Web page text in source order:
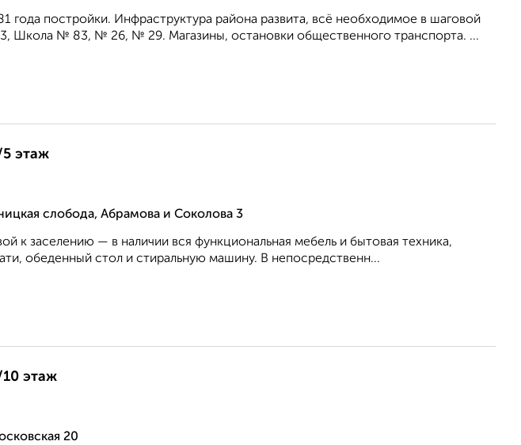
года постройки. Инфраструктура района развита, всё необходимое в шаговой
Школа № 83, № 26, № 29. Магазины, остановки общественного транспорта. ...
5 этаж
слобода, Абрамова и Соколова 3
к заселению — в наличии вся функциональная мебель и бытовая техника,
обеденный стол и стиральную машину. В непосредственн...
10 этаж
20